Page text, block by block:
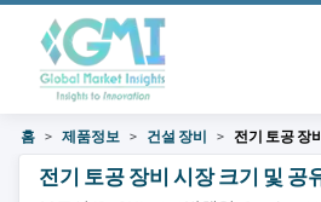
홈 제품정보 건설 장비 전기 토공 장
전기 토공 장비 시장 크기 및 공